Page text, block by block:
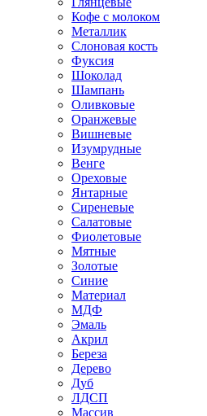
Кофе с молоком
Металлик
Слоновая кость
Фуксия
Шоколад
Шампань
Оливковые
Оранжевые
Вишневые
Изумрудные
Венге
Ореховые
Янтарные
Сиреневые
Салатовые
Фиолетовые
Мятные
Золотые
Синие
Материал
МДФ
Эмаль
Акрил
Береза
Дерево
Дуб
ЛДСП
Массив